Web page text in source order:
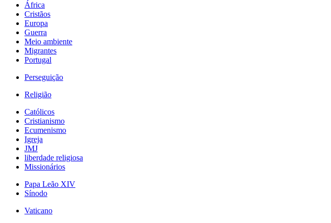
África
Cristãos
Europa
Guerra
Meio ambiente
Migrantes
Portugal
Perseguição
Religião
Católicos
Cristianismo
Ecumenismo
Igreja
JMJ
liberdade religiosa
Missionários
Papa Leão XIV
Sínodo
Vaticano